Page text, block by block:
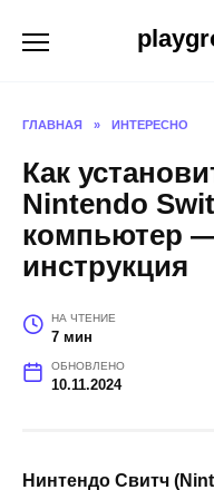
ГЛАВНАЯ » ИНТЕРЕСНО
Как
Nintendo
компьютер
инструкция
НА ЧТЕНИЕ
7 мин
ОБНОВЛЕНО
10.11.2024
Нинтендо Свитч